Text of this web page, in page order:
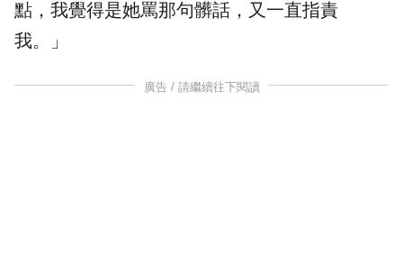
點，我覺得是她罵那句髒話，又一直指責
我。」
廣告 / 請繼續往下閱讀